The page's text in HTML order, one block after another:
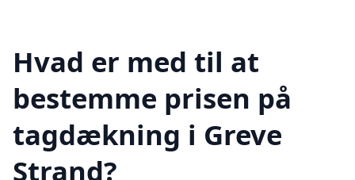
Hvad er med til at
bestemme prisen på
tagdækning i Greve
Strand?